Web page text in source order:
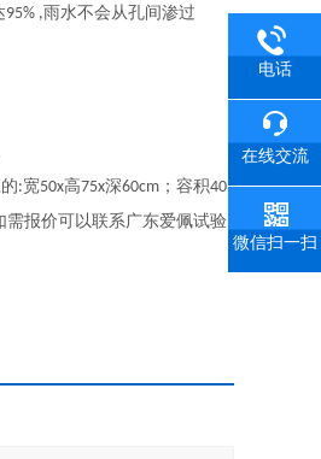
95% ,雨水不会从孔间渗过
:宽50x高75x深60cm ；容积40
需报价可以联系广东爱佩试验
电话
在线交流
微信扫一扫